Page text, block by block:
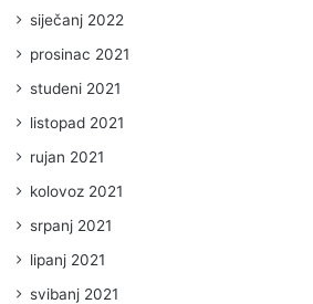
siječanj 2022
prosinac 2021
studeni 2021
listopad 2021
rujan 2021
kolovoz 2021
srpanj 2021
lipanj 2021
svibanj 2021